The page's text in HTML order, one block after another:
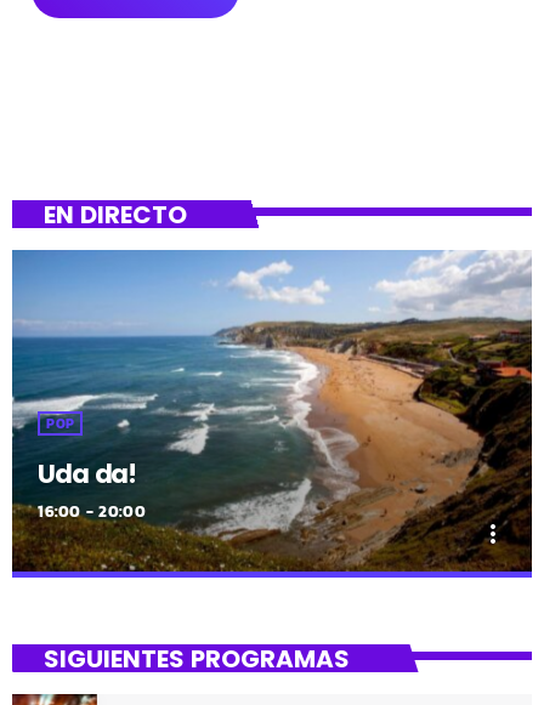
EN DIRECTO
POP
Uda da!
16:00 - 20:00
more_vert
¡Toda la música!
SIGUIENTES PROGRAMAS